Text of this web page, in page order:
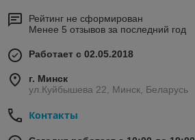
Рейтинг не сформирован
Менее 5 отзывов за последний год
Работает с 02.05.2018
г. Минск
ул.Куйбышева 22, Минск, Беларусь
Контакты